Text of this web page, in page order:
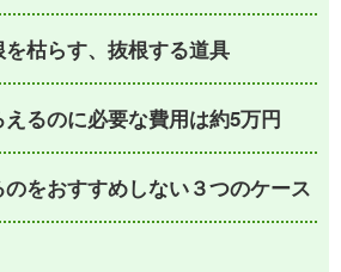
枯らす、抜根する道具
るのに必要な費用は約5万円
をおすすめしない３つのケース